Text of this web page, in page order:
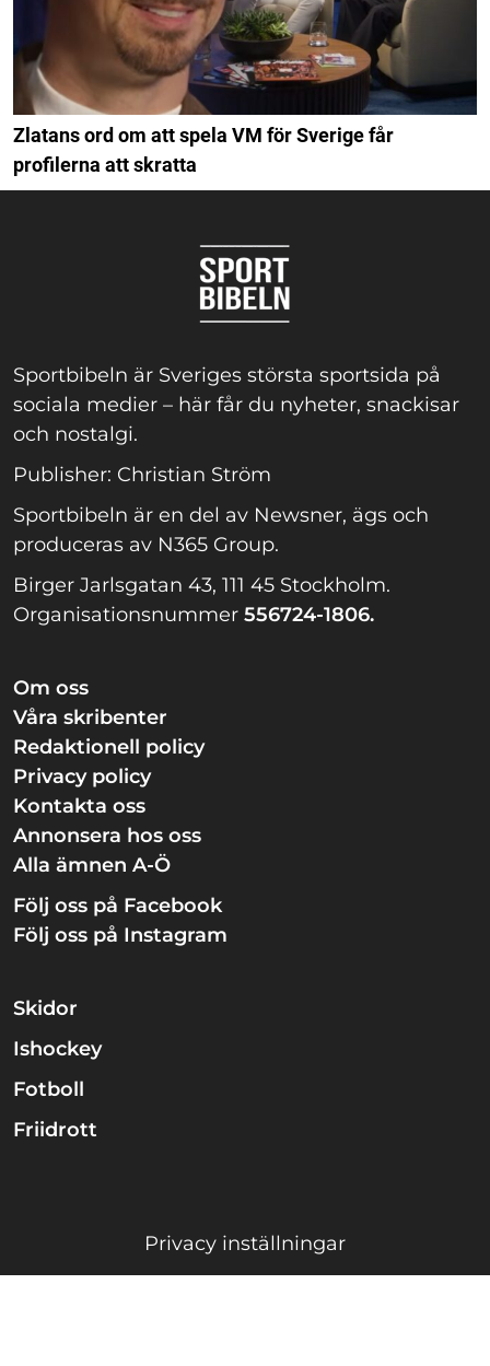
Zlatans ord om att spela VM för Sverige får
profilerna att skratta
Sportbibeln är Sveriges största sportsida på
sociala medier – här får du nyheter, snackisar
och nostalgi.
Publisher: Christian Ström
Sportbibeln är en del av Newsner, ägs och
produceras av N365 Group.
Birger Jarlsgatan 43, 111 45 Stockholm.
Organisationsnummer 556724-1806.
Om oss
Våra skribenter
Redaktionell policy
Privacy policy
Kontakta oss
Annonsera hos oss
Alla ämnen A-Ö
Följ oss på Facebook
Följ oss på Instagram
Skidor
Ishockey
Fotboll
Friidrott
Privacy inställningar